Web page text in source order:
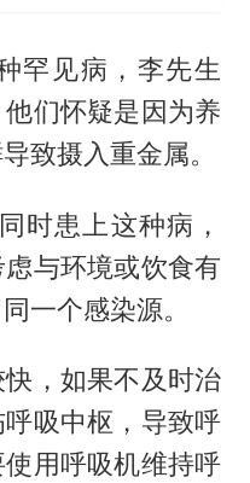
罕见病，李先生
们怀疑是因为养
致摄入重金属。
时患上这种病，
与环境或饮食有
一个感染源。
，如果不及时治
吸中枢，导致呼
用呼吸机维持呼